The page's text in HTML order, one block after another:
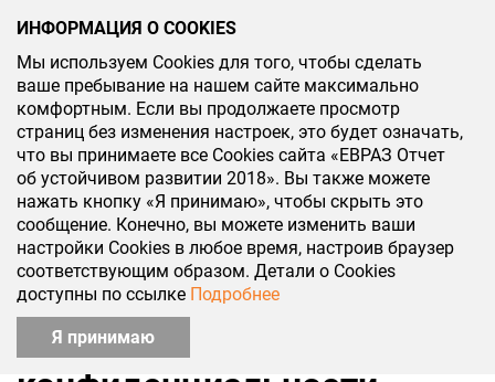
КСО 2018
Политика
ИНФОРМАЦИЯ О COOKIES
Мы используем Cookies для того, чтобы сделать
ваше пребывание на нашем сайте максимально
комфортным. Если вы продолжаете просмотр
страниц без изменения настроек, это будет означать,
что вы принимаете все Cookies сайта «ЕВРАЗ Отчет
об устойчивом развитии 2018». Вы также можете
нажать кнопку «Я принимаю», чтобы скрыть это
сообщение. Конечно, вы можете изменить ваши
настройки Cookies в любое время, настроив браузер
соответствующим образом. Детали о Cookies
доступны по ссылке Подробнее
Я принимаю